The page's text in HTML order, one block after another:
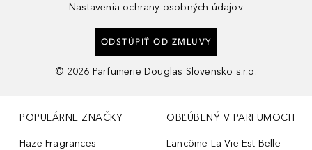
Nastavenia ochrany osobných údajov
ODSTÚPIŤ OD ZMLUVY
© 2026 Parfumerie Douglas Slovensko s.r.o.
POPULÁRNE ZNAČKY
Haze Fragrances
OBĽÚBENÝ V PARFUMOCH
Lancôme La Vie Est Belle